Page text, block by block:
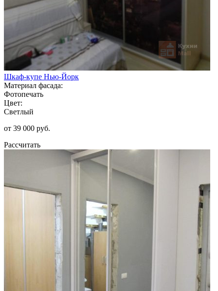
Шкаф-купе Нью-Йорк
Материал фасада:
Фотопечать
Цвет:
Светлый
от 39 000 руб.
Рассчитать